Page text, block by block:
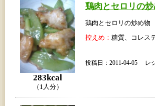
283kcal
（1人分）
鶏肉とセロリの
鶏肉とセロリの炒め物
控えめ： 糖質、コレス
投稿日：2011-04-05 レ